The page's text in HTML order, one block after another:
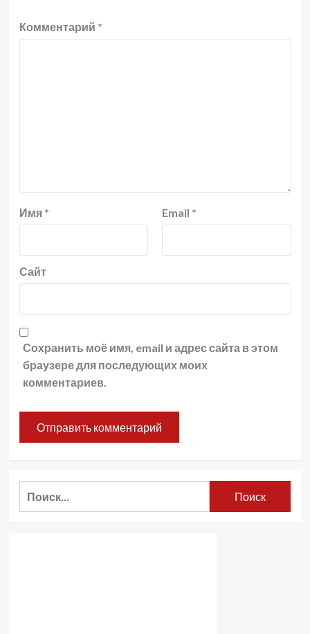
Комментарий *
Имя * Email *
Сайт
Сохранить моё имя, email и адрес сайта в этом
браузере для последующих моих
комментариев.